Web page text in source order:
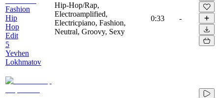
Fashion
Hip
Hop
Edit
5
Yevhen
Lokhmatov
Hip-Hop/Rap,
Electroamplified,
Electricpiano, Fashion,
Neutral, Groovy, Sexy
0:33 -